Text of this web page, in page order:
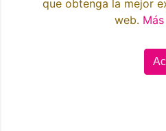
que obtenga la mejor
web.